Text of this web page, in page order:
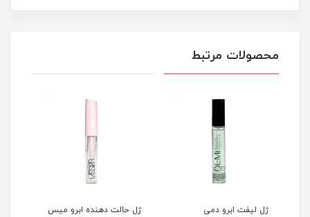
محصولات مرتبط
ژل لیفت ابرو دمی
ژل حالت دهنده ابرو میس